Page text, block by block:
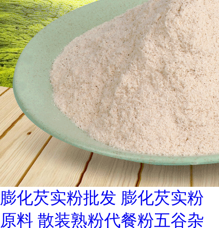
膨化芡实粉批发 膨化芡实粉
原料 散装熟粉代餐粉五谷杂